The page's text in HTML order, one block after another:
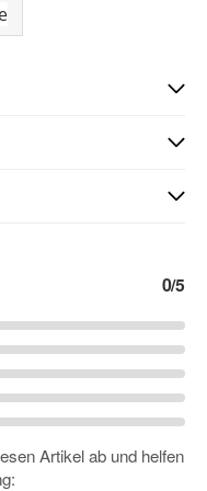
08 - rot
12 - flieder
0/5
Artikel ab und helfen